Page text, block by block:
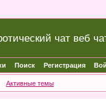
чат веб
Поиск Регистрация
Активные темы